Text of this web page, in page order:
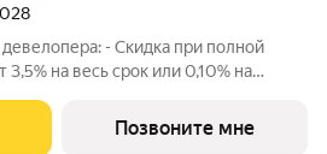
- Скидка при полной
3,5% на весь срок или 0,10% на
дома Просторная 3-
площадь -
Позвоните мне